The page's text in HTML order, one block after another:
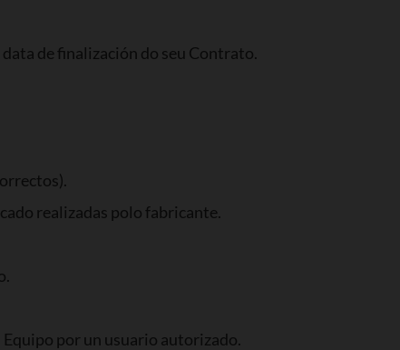
de finalización do seu Contrato.
realizadas polo fabricante.
por un usuario autorizado.